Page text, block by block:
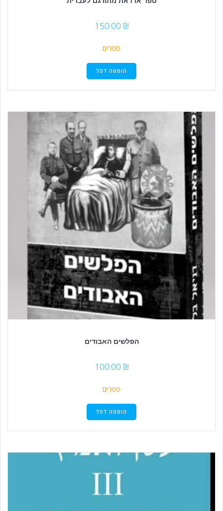
150.00
ספרים
הוספה לסל
הפלשים האבודים
100.00
ספרים
הוספה לסל